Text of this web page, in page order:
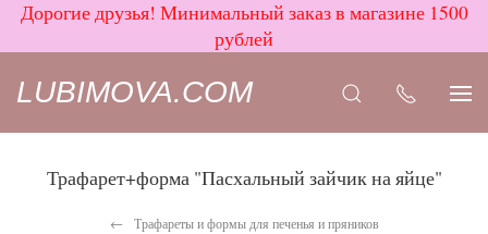
Дорогие друзья! Минимальный заказ в магазине 1500
рублей
LUBIMOVA.COM
Трафарет+форма "Пасхальный зайчик на яйце"
Трафареты и формы для печенья и пряников